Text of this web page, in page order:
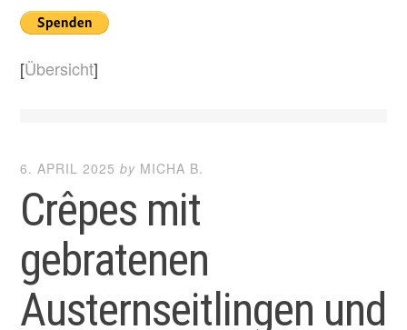
[Übersicht]
6. APRIL 2025 by MICHA B.
Crêpes mit
gebratenen
Austernseitlingen und